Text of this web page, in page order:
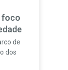
foco
de
dos